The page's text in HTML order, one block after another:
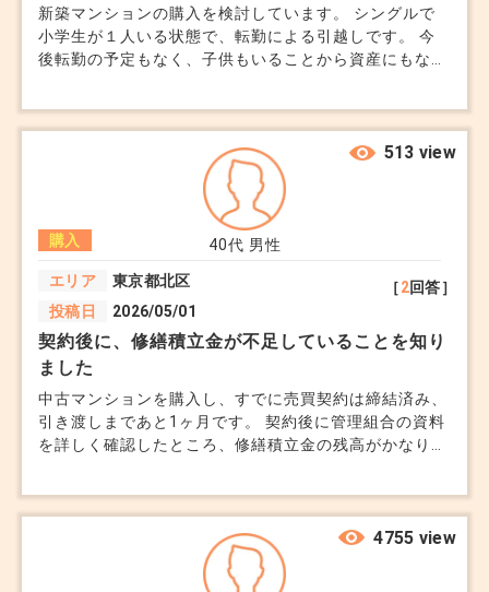
＼素敵な１日になりますように！／
もっと不動産のことを知りたい方へ！
相続・不動産投資・住宅ローン・トラブル・クレー
ムの知識を発信中！
役立つ情報をわかりやすく解説！
Note（ブログ）: https://note.com/samoyestate
X（旧Twitter）: @SamoyEstate
shinya.morimoto@terass.com
フォロー＆いいねで応援お願いします！
新築マンションの購入を検討しています。 シングルで
小学生が１人いる状態で、転勤による引越しです。 今
後転勤の予定もなく、子供もいることから資産にもなる
住宅ローンの事前審査は満額で通過しています。 マン
ションを購入しても、ずっと住み続ける予定はなく、子
供が高校卒業のタイミング等で手放すことも視野に入れ
ています。 そのため、売却時にローン残債を下回るリ
スクが不安な点があります。 駅近なのか？など場所に
よってもちろん資産価値は変わる思うのですが、そこま
で駅近ではない場合は下回る可能性は高くなるのでしょ
うか？また、実際売却時にローン残債がある方は多いの
でしょうか？どのようにシュミレーションすればいいか
わからずご教示いただきたいです。
40代 男性
購入
エリア
東京都北区
投稿日
2026/05/01
［2回答］
513 view
契約後に、修繕積立金が不足していることを知り
ました
中古マンションを購入し、すでに売買契約は締結済み、
引き渡しまであと1ヶ月です。 契約後に管理組合の資料
を詳しく確認したところ、修繕積立金の残高がかなり少
あり」としか説明されておらず、具体的な資金不足の話
は出ていませんでした。 このまま引き渡しを受けた後
に、数十万円単位の負担が発生する可能性があると思う
と不安です。 そこまでのサポートはないのか...と仲介業
4755 view